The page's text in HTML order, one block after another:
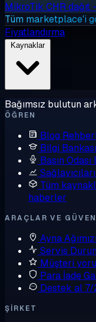
MikroTik CHR dağıt
Tüm marketplace'i
Fiyatlandırma
Kaynaklar
Bağımsız bulutun
ÖĞREN
Blog
Bilgi Bankası
Basın Odası
Tüm
haberler
ARAÇLAR VE GÜVEN
Ayna
Servis
Müşteri
Para İade
Destek al 7/
ŞIRKET